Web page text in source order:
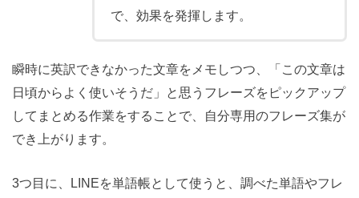
で、効果を発揮します。
瞬時に英訳できなかった文章をメモしつつ、「この文章は
日頃からよく使いそうだ」と思うフレーズをピックアップ
してまとめる作業をすることで、自分専用のフレーズ集が
でき上がります。
3つ目に、LINEを単語帳として使うと、調べた単語やフレ